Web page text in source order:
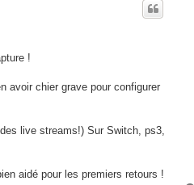
!
avoir chier grave pour configurer
live streams!) Sur Switch, ps3,
aidé pour les premiers retours !